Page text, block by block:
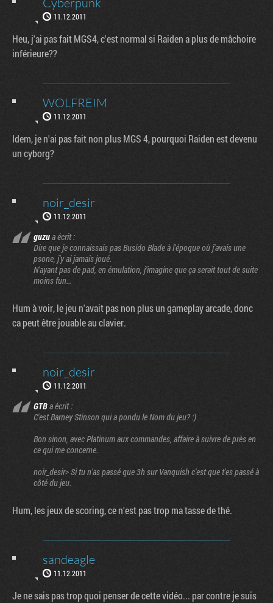
11.12.2011
Heu, j'ai pas fait MGS4, c'est normal si Raiden a plus de mâchoire
inférieure??
WOLFREIM
11.12.2011
Idem, je n'ai pas fait non plus MGS 4, pourquoi Raiden est devenu
un cyborg?
noir_desir
11.12.2011
guzua écrit :
Dire que je connaissais pas Busido Blade à l'époque où j'avais une
psone, j'y ai jamais joué.
N'ayant pas de pad, en émulation, j'imagine que ça serait tout de suite
moins fun...
Hum à voir, le jeu n'avait pas non plus un gameplay arcade, donc
ca peut être jouable au clavier.
noir_desir
11.12.2011
GTBa écrit :
C'est Barney Stinson qui a pondu le Nom du jeu? :)
Bon sinon, avec Platinum aux commandes, affaire à suivre de près en
ce qui me concerne.
noir_desir> Si tu n'as passé que 3h sur Vanquish c'est que t'es passé à
côté du jeu.
Hum, les jeux de scoring, ce n'est pas trop ma tasse de thé.
sandeagle
11.12.2011
Je ne sais pas trop quoi penser de cette vidéo... par contre je suis